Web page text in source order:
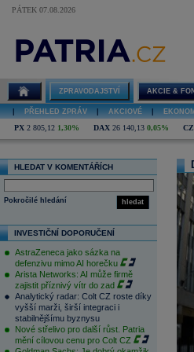
PÁTEK 07.08.2026
ZPRAVODAJSTVÍ AKCIE &
PŘEHLED ZPRÁV AKCIOVÉ
PX 2 805,12 1,30% DAX 26 140,13 0,05%
HLEDAT V KOMENTÁŘÍCH
hledat
Pokročilé hledání
INVESTIČNÍ DOPORUČENÍ
AstraZeneca jako sázka na
defenzivu mimo AI horečku
Arista Networks: AI může firmě
zajistit příznivý vítr do zad
Analytický radar: Colt CZ roste díky
vyšší marži, širší integraci i
stabilnějšímu byznysu
Nové střelivo pro další růst. Patria
mění cílovou cenu pro Colt CZ